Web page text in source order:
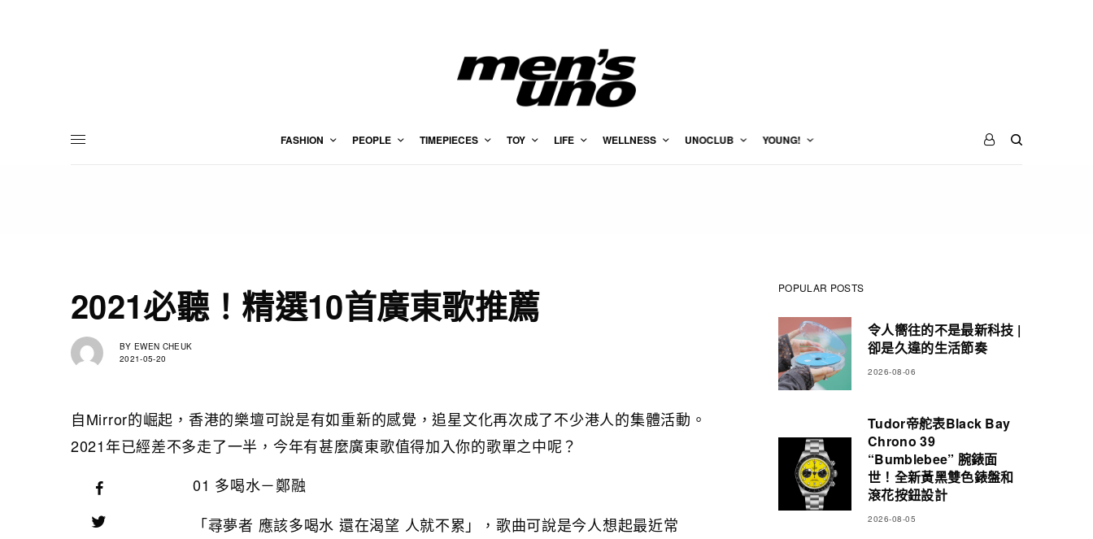
FASHION PEOPLE TIMEPIECES TOY LIFE WELLNESS UNOCLUB YOUNG!
2021必聽！精選10首廣東歌推薦
BY EWEN CHEUK
2021-05-20
自Mirror的崛起，香港的樂壇可說是有如重新的感覺，追星文化再次成了不少港人的集體活動。
2021年已經差不多走了一半，今年有甚麼廣東歌值得加入你的歌單之中呢？
01 多喝水－鄭融
「尋夢者 應該多喝水 還在渴望 人就不累」，歌曲可說是今人想起最近常
POPULAR POSTS
令人嚮往的不是最新科技 |
卻是久違的生活節奏
2026-08-06
Tudor帝舵表Black Bay
Chrono 39
“Bumblebee” 腕錶面
世！全新黃黑雙色錶盤和
滾花按鈕設計
2026-08-05